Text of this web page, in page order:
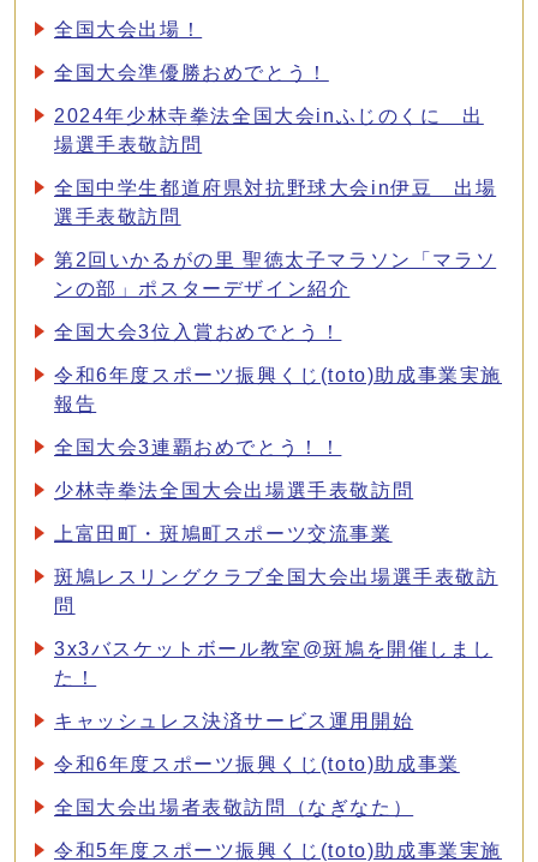
全国大会出場！
全国大会準優勝おめでとう！
2024年少林寺拳法全国大会inふじのくに 出
場選手表敬訪問
全国中学生都道府県対抗野球大会in伊豆 出場
選手表敬訪問
第2回いかるがの里 聖徳太子マラソン「マラソ
ンの部」ポスターデザイン紹介
全国大会3位入賞おめでとう！
令和6年度スポーツ振興くじ(toto)助成事業実施
報告
全国大会3連覇おめでとう！！
少林寺拳法全国大会出場選手表敬訪問
上富田町・斑鳩町スポーツ交流事業
斑鳩レスリングクラブ全国大会出場選手表敬訪
問
3x3バスケットボール教室@斑鳩を開催しまし
た！
キャッシュレス決済サービス運用開始
令和6年度スポーツ振興くじ(toto)助成事業
全国大会出場者表敬訪問（なぎなた）
令和5年度スポーツ振興くじ(toto)助成事業実施